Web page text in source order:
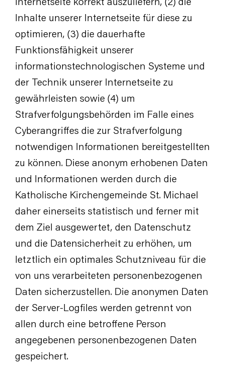
Internetseite korrekt auszuliefern, (2) die
Inhalte unserer Internetseite für diese zu
optimieren, (3) die dauerhafte
Funktionsfähigkeit unserer
informationstechnologischen Systeme und
der Technik unserer Internetseite zu
gewährleisten sowie (4) um
Strafverfolgungsbehörden im Falle eines
Cyberangriffes die zur Strafverfolgung
notwendigen Informationen bereitgestellten
zu können. Diese anonym erhobenen Daten
und Informationen werden durch die
Katholische Kirchengemeinde St. Michael
daher einerseits statistisch und ferner mit
dem Ziel ausgewertet, den Datenschutz
und die Datensicherheit zu erhöhen, um
letztlich ein optimales Schutzniveau für die
von uns verarbeiteten personenbezogenen
Daten sicherzustellen. Die anonymen Daten
der Server-Logfiles werden getrennt von
allen durch eine betroffene Person
angegebenen personenbezogenen Daten
gespeichert.